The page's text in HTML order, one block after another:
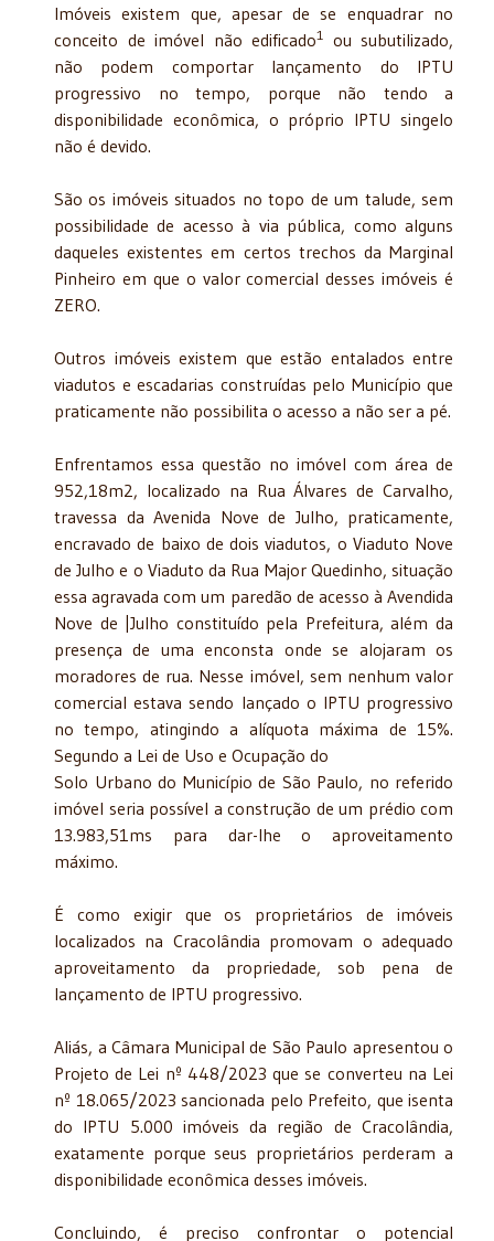
Imóveis existem que, apesar de se enquadrar no
conceito de imóvel não edificado1
ou subutilizado,
não podem comportar lançamento do IPTU
progressivo no tempo, porque não tendo a
disponibilidade econômica, o próprio IPTU singelo
não é devido.
São os imóveis situados no topo de um talude, sem
possibilidade de acesso à via pública, como alguns
daqueles existentes em certos trechos da Marginal
Pinheiro em que o valor comercial desses imóveis é
ZERO.
Outros imóveis existem que estão entalados entre
viadutos e escadarias construídas pelo Município que
praticamente não possibilita o acesso a não ser a pé.
Enfrentamos essa questão no imóvel com área de
952,18m2, localizado na Rua Álvares de Carvalho,
travessa da Avenida Nove de Julho, praticamente,
encravado de baixo de dois viadutos, o Viaduto Nove
de Julho e o Viaduto da Rua Major Quedinho, situação
essa agravada com um paredão de acesso à Avendida
Nove de |Julho constituído pela Prefeitura, além da
presença de uma enconsta onde se alojaram os
moradores de rua. Nesse imóvel, sem nenhum valor
comercial estava sendo lançado o IPTU progressivo
no tempo, atingindo a alíquota máxima de 15%.
Segundo a Lei de Uso e Ocupação do
Solo Urbano do Município de São Paulo, no referido
imóvel seria possível a construção de um prédio com
13.983,51ms para dar-lhe o aproveitamento
máximo.
É como exigir que os proprietários de imóveis
localizados na Cracolândia promovam o adequado
aproveitamento da propriedade, sob pena de
lançamento de IPTU progressivo.
Aliás, a Câmara Municipal de São Paulo apresentou o
Projeto de Lei nº 448/2023 que se converteu na Lei
nº 18.065/2023 sancionada pelo Prefeito, que isenta
do IPTU 5.000 imóveis da região de Cracolândia,
exatamente porque seus proprietários perderam a
disponibilidade econômica desses imóveis.
Concluindo, é preciso confrontar o potencial